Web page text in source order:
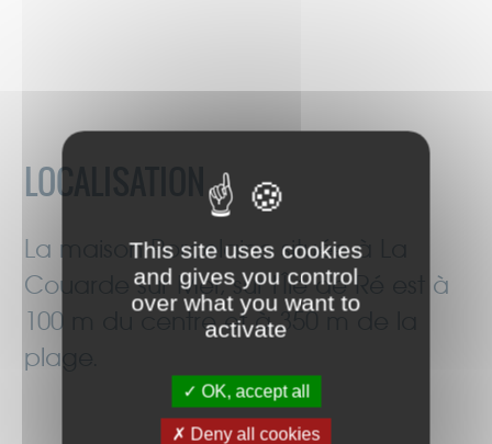
LOCALISATION
La maison Porcelaine située à La
Couarde sur Mer, sur l'Île de Ré est à
100 m du centre et à 350 m de la
plage.
This site uses cookies
and gives you control
over what you want to
activate
OK, accept all
Deny all cookies